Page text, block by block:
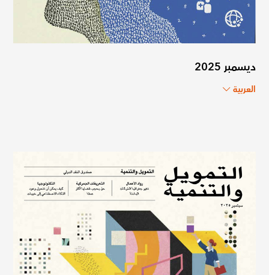
ديسمبر 2025
العربية